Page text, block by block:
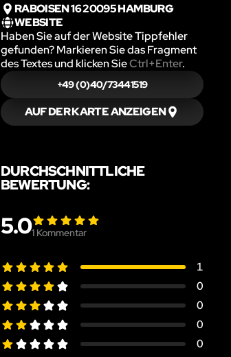
RABOISEN 16 20095 HAMBURG
WEBSITE
Haben Sie auf der Website Tippfehler
gefunden? Markieren Sie das Fragment
des Textes und klicken SieCtrl+Enter.
+49 (0)40/73441519
AUF DER KARTE ANZEIGEN
DURCHSCHNITTLICHE
BEWERTUNG:
5.01 Kommentar
1
0
0
0
0